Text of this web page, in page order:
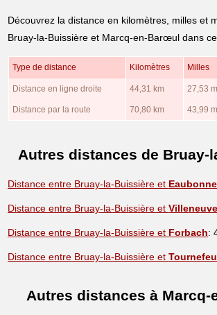
Découvrez la distance en kilomètres, milles et
Bruay-la-Buissière et Marcq-en-Barœul dans
Type de distance Kilomètres Milles
Distance en ligne droite 44,31 km 27,53
Distance par la route 70,80 km 43,99
Autres distances de Bruay-
Distance entre Bruay-la-Buissière et Eaubonne
Distance entre Bruay-la-Buissière et
Distance entre Bruay-la-Buissière et Forbach:
Distance entre Bruay-la-Buissière et
Autres distances à